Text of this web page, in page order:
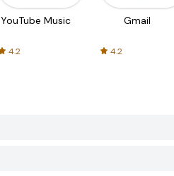
YouTube Music
4.2
Gmail
4.2